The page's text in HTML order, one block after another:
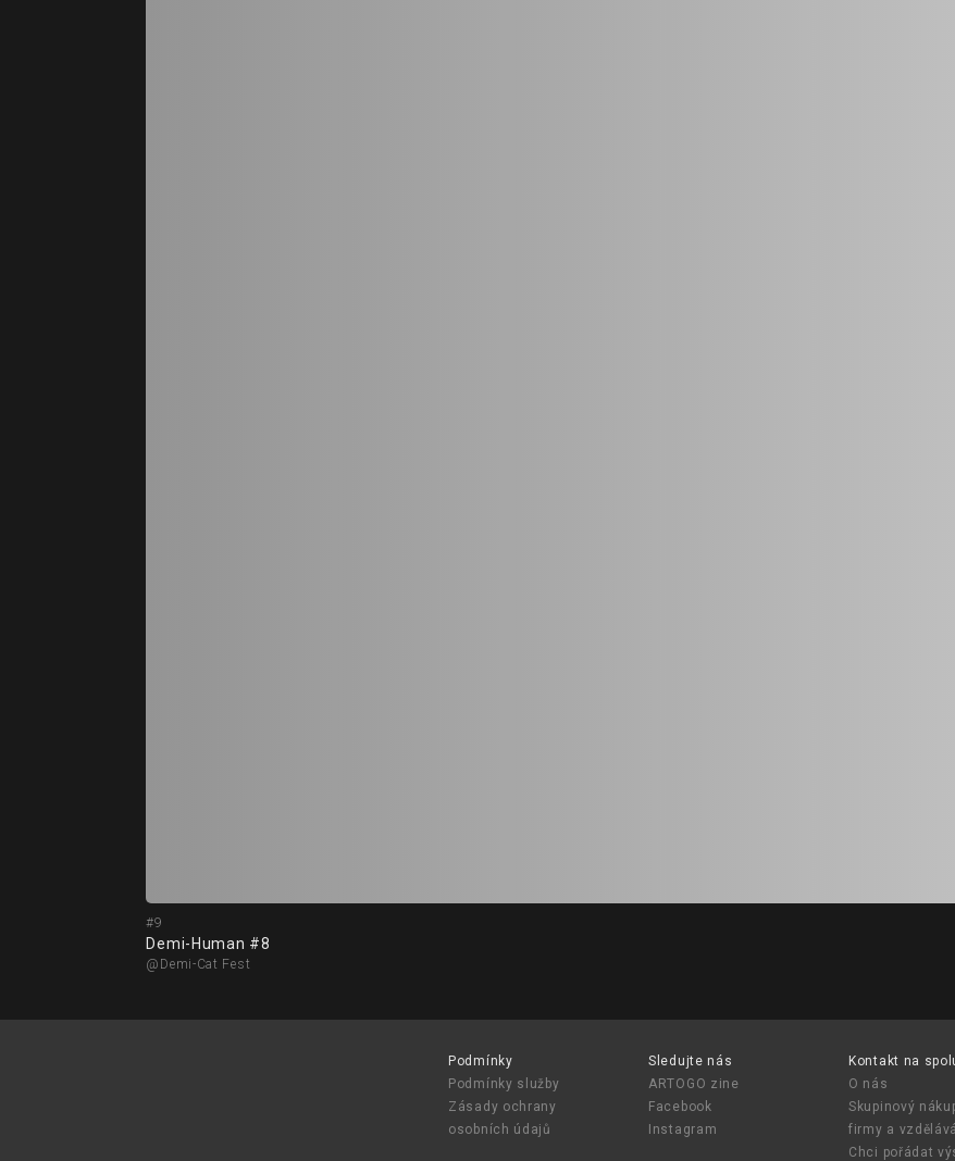
#9
Demi-Human #8
@Demi-Cat Fest
Podmínky
Podmínky služby
Zásady ochrany
osobních údajů
Sledujte nás
ARTOGO zine
Facebook
Instagram
Kontakt na
O nás
Skupinový
firmy a
Chci pořádat